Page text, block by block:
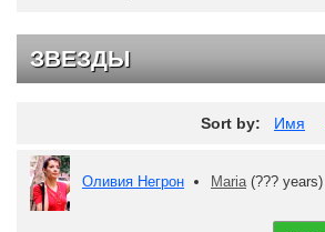
ЗВЕЗДЫ
Sort by: Имя
Оливия Негрон Maria(??? years)